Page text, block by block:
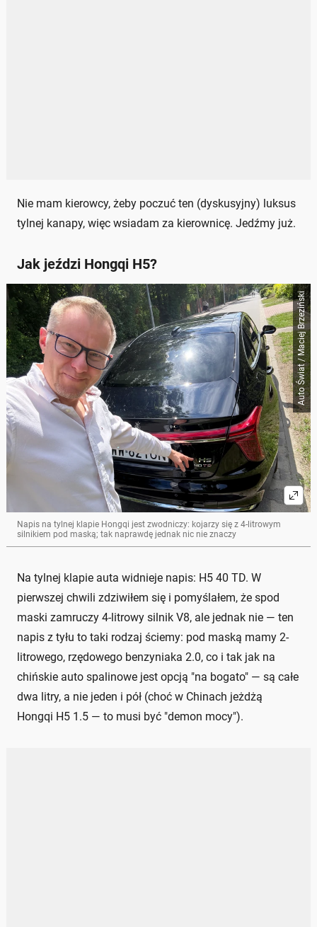
Nie mam kierowcy, żeby poczuć ten (dyskusyjny) luksus
tylnej kanapy, więc wsiadam za kierownicę. Jedźmy już.
Jak jeździ Hongqi H5?
Auto Świat / Maciej Brzeziński
Napis na tylnej klapie Hongqi jest zwodniczy: kojarzy się z 4-litrowym
silnikiem pod maską; tak naprawdę jednak nic nie znaczy
Na tylnej klapie auta widnieje napis: H5 40 TD. W
pierwszej chwili zdziwiłem się i pomyślałem, że spod
maski zamruczy 4-litrowy silnik V8, ale jednak nie — ten
napis z tyłu to taki rodzaj ściemy: pod maską mamy 2-
litrowego, rzędowego benzyniaka 2.0, co i tak jak na
chińskie auto spalinowe jest opcją "na bogato" — są całe
dwa litry, a nie jeden i pół (choć w Chinach jeżdżą
Hongqi H5 1.5 — to musi być "demon mocy").